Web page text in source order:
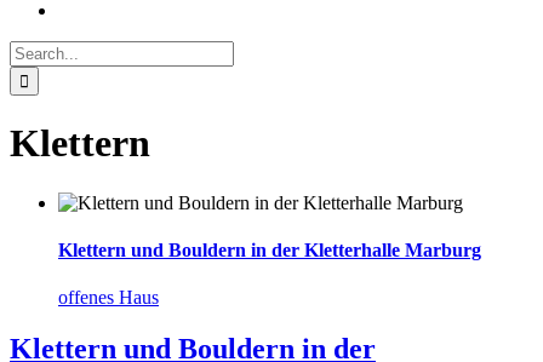
Search
for:
Klettern
Klettern und Bouldern in der Kletterhalle Marburg
offenes Haus
Klettern und Bouldern in der